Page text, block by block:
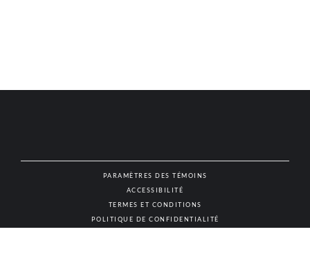
PARAMÈTRES DES TÉMOINS
ACCESSIBILITÉ
TERMES ET CONDITIONS
POLITIQUE DE CONFIDENTIALITÉ